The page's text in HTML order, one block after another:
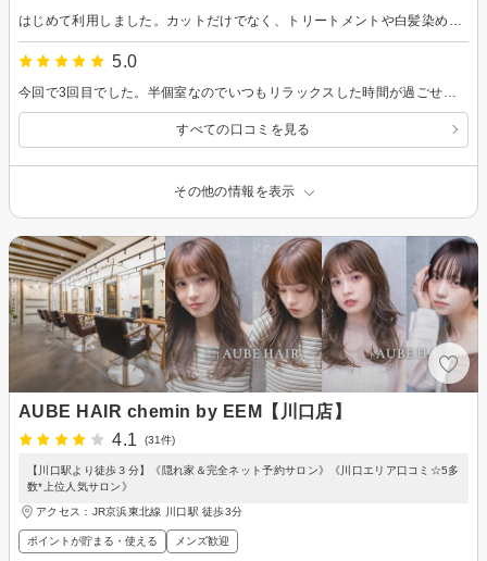
5.0
すべての口コミを見る
その他の情報を表示
AUBE HAIR chemin by EEM【川口店】
4.1
(31件)
【川口駅より徒歩３分】《隠れ家＆完全ネット予約サロン》《川口エリア口コミ☆5多
数*上位人気サロン》
アクセス：JR京浜東北線 川口駅 徒歩3分
ポイントが貯まる・使える メンズ歓迎